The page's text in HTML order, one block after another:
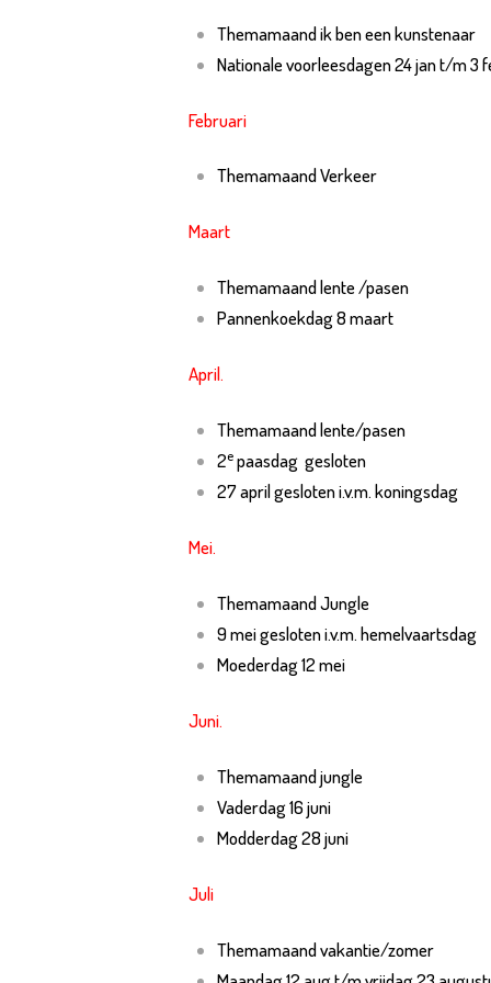
Themamaand ik ben een kunstenaar
Nationale voorleesdagen 24 jan t/m 3
Februari
Themamaand Verkeer
Maart
Themamaand lente /pasen
Pannenkoekdag 8 maart
April.
Themamaand lente/pasen
2epaasdag gesloten
27 april gesloten i.v.m. koningsdag
Mei.
ThemamaandJungle
9 mei gesloten i.v.m. hemelvaartsdag
Moederdag 12 mei
Juni.
Themamaand jungle
Vaderdag 16 juni
Modderdag 28 juni
Juli
Themamaand vakantie/zomer